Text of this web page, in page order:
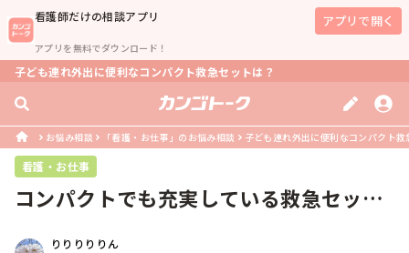
看護師だけの相談アプリ
アプリを無料でダウンロード！
アプリで開く
子ども連れ外出に便利なコンパクト救急セットは？
お悩み相談 「看護・お仕事」のお悩み相談 子ども連れ外出に便利なコンパクト
看護・お仕事
コンパクトでも充実している救急セット
りりりりりん